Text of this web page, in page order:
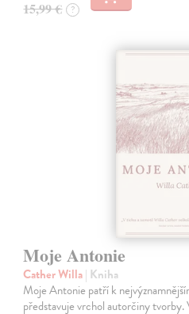
15,99 € ?
Moje Antonie
Cather Willa| Kniha
Moje Antonie patří k
představuje vrchol autorčiny